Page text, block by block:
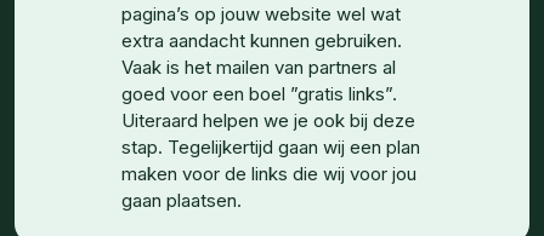
pagina’s op jouw website wel wat
extra aandacht kunnen gebruiken.
Vaak is het mailen van partners al
goed voor een boel ”gratis links”.
Uiteraard helpen we je ook bij deze
stap. Tegelijkertijd gaan wij een plan
maken voor de links die wij voor jou
gaan plaatsen.